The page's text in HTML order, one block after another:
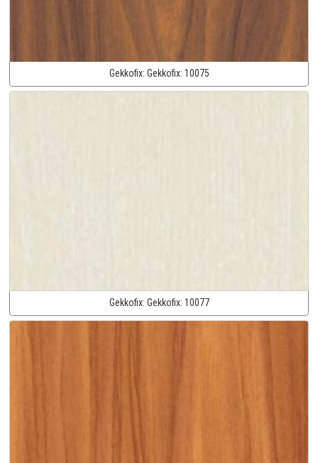
Gekkofix: Gekkofix: 10075
Gekkofix: Gekkofix: 10077